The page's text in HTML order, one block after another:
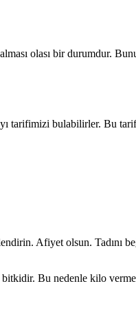
olası bir durumdur.
tarifimizi bulabilirler. Bu
Afiyet olsun. Tadını
Bu nedenle kilo